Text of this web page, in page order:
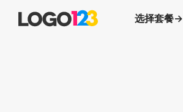
选择套餐→